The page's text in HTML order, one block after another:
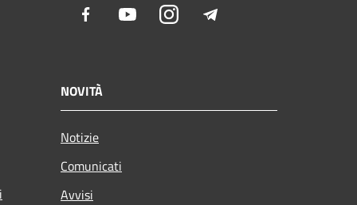
Facebook YoutubeInstagram
NOVITÀ
Notizie
Comunicati
Avvisi